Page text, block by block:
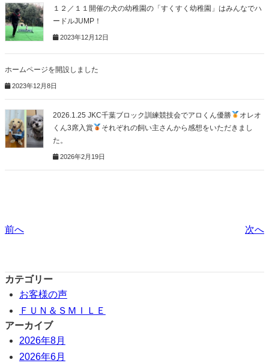
１２／１１開催の犬の幼稚園の「すくすく幼稚園」はみんなでハ
ードルJUMP！
2023年12月12日
ホームページを開設しました
2023年12月8日
2026.1.25 JKC千葉ブロック訓練競技会でアロくん優勝
オレオ
くん3席入賞
それぞれの飼い主さんから感想をいただきまし
た。
2026年2月19日
前へ 次へ
カテゴリー
お客様の声
ＦＵＮ＆ＳＭＩＬＥ
アーカイブ
2026年8月
2026年6月